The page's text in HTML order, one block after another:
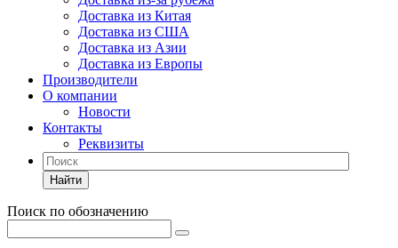
Доставка из Китая
Доставка из США
Доставка из Азии
Доставка из Европы
Производители
О компании
Новости
Контакты
Реквизиты
Найти
Поиск по обозначению